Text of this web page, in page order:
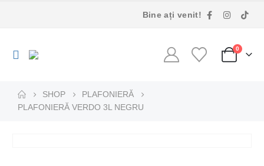
Bine ați venit!
0
SHOP
PLAFONIERĂ
PLAFONIERĂ VERDO 3L NEGRU